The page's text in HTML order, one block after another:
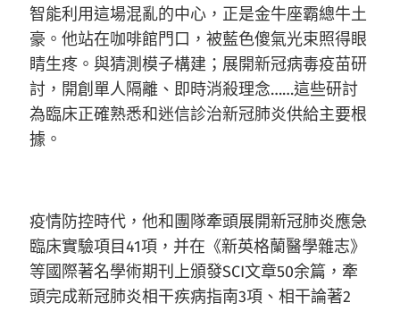
智能利用這場混亂的中心，正是金牛座霸總牛土
豪。他站在咖啡館門口，被藍色傻氣光束照得眼
睛生疼。與猜測模子構建；展開新冠病毒疫苗研
討，開創單人隔離、即時消殺理念……這些研討
為臨床正確熟悉和迷信診治新冠肺炎供給主要根
據。
疫情防控時代，他和團隊牽頭展開新冠肺炎應急
臨床實驗項目41項，并在《新英格蘭醫學雜志》
等國際著名學術期刊上頒發SCI文章50余篇，牽
頭完成新冠肺炎相干疾病指南3項、相干論著2